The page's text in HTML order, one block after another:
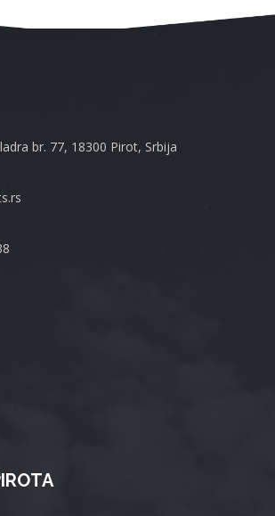
br. 77, 18300 Pirot, Srbija